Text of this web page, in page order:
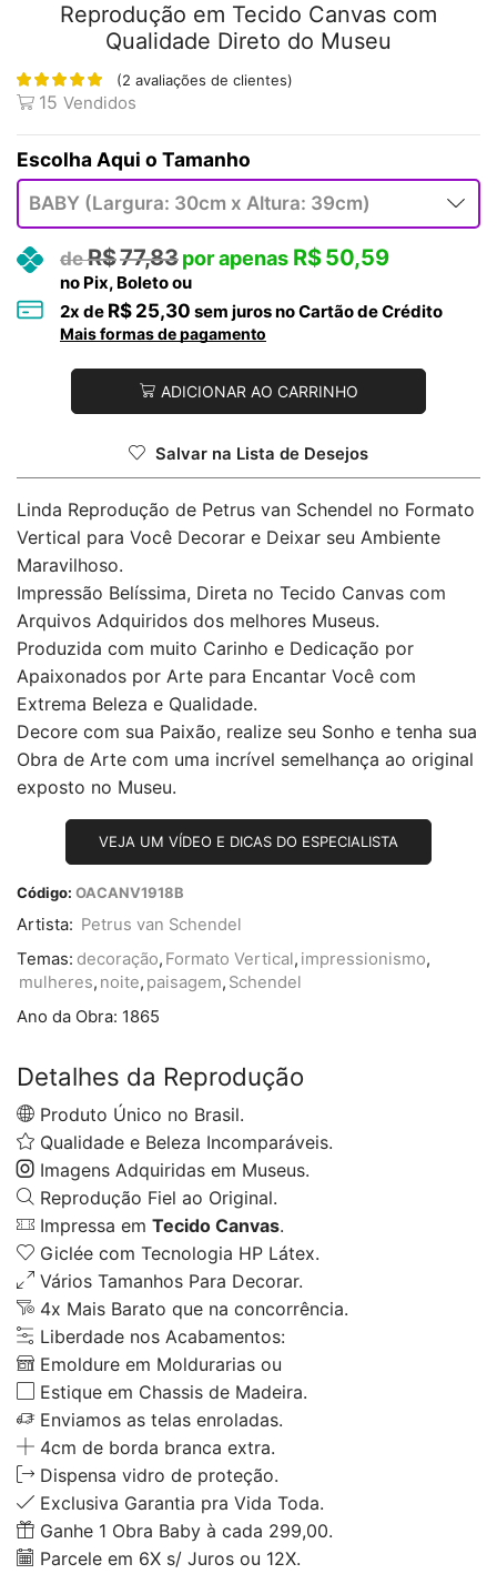
Reprodução em Tecido Canvas com
Qualidade Direto do Museu
(2 avaliações de clientes)
15 Vendidos
Tamanho
R$77,83 R$50,59
no Pix, Boleto ou
2x de R$ 25,30 sem juros no Cartão de Crédito
Mais formas de pagamento
ADICIONAR AO CARRINHO
Salvar na Lista de Desejos
Linda Reprodução de Petrus van Schendel no Formato
Vertical para Você Decorar e Deixar seu Ambiente
Maravilhoso.
Impressão Belíssima, Direta no Tecido Canvas com
Arquivos Adquiridos dos melhores Museus.
Produzida com muito Carinho e Dedicação por
Apaixonados por Arte para Encantar Você com
Extrema Beleza e Qualidade.
Decore com sua Paixão, realize seu Sonho e tenha sua
Obra de Arte com uma incrível semelhança ao original
exposto no Museu.
VEJA UM VÍDEO E DICAS DO ESPECIALISTA
Código: OACANV1918B
Artista: Petrus van Schendel
Temas: decoração, Formato Vertical, impressionismo,
mulheres, noite, paisagem, Schendel
Ano da Obra: 1865
Detalhes da Reprodução
Produto Único no Brasil.
Qualidade e Beleza Incomparáveis.
Imagens Adquiridas em Museus.
Reprodução Fiel ao Original.
Impressa em Tecido Canvas.
Giclée com Tecnologia HP Látex.
Vários Tamanhos Para Decorar.
4x Mais Barato que na concorrência.
Liberdade nos Acabamentos:
Emoldure em Moldurarias ou
Estique em Chassis de Madeira.
Enviamos as telas enroladas.
4cm de borda branca extra.
Dispensa vidro de proteção.
Exclusiva Garantia pra Vida Toda.
Ganhe 1 Obra Baby à cada 299,00.
Parcele em 6X s/ Juros ou 12X.